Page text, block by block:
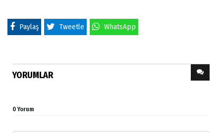
Paylaş Tweetle WhatsApp
YORUMLAR
0 Yorum